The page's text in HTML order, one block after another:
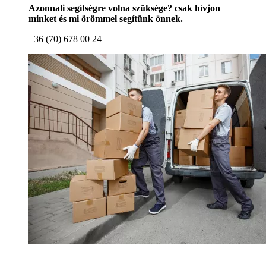
Azonnali segítségre volna szüksége? csak hívjon
minket és mi örömmel segítünk önnek.
+36 (70) 678 00 24